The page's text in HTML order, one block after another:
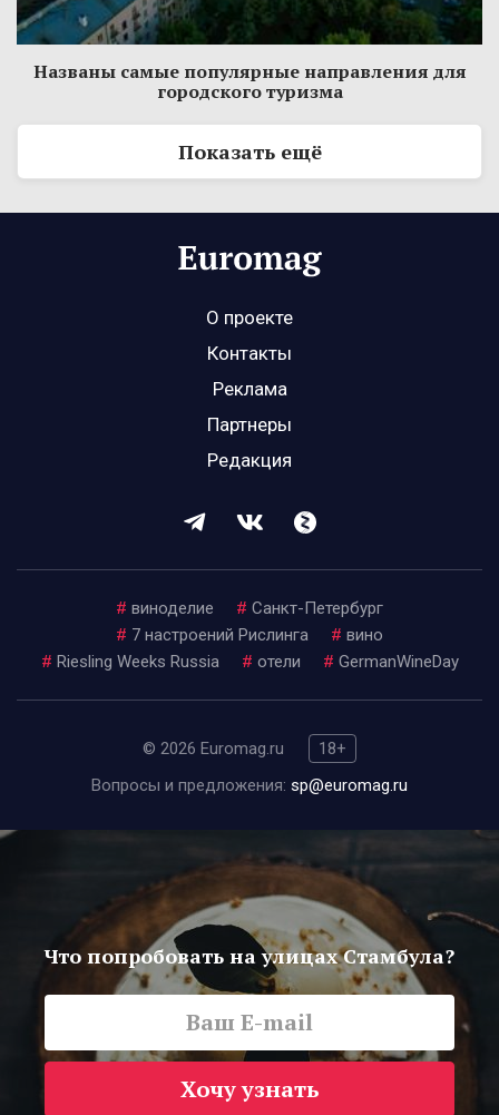
Названы самые популярные направления для
городского туризма
Показать ещё
О проекте
Контакты
Реклама
Партнеры
Редакция
# виноделие # Санкт-Петербург
# 7 настроений Рислинга # вино
# Riesling Weeks Russia # отели # GermanWineDay
© 2026 Euromag.ru
18+
Вопросы и предложения: sp@euromag.ru
Что попробовать на улицах Стамбула?
Хочу узнать